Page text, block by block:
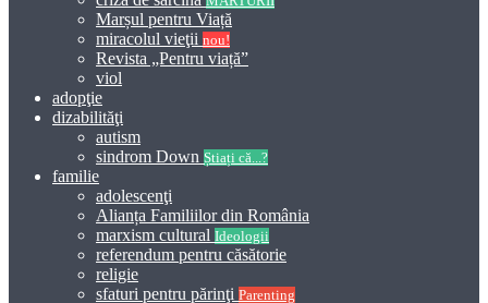
Marșul pentru Viață
miracolul vieţii nou!
Revista „Pentru viață”
viol
adopţie
dizabilităţi
autism
sindrom Down Știați că...?
familie
adolescenţi
Alianța Familiilor din România
marxism cultural Ideologii
referendum pentru căsătorie
religie
sfaturi pentru părinţi Parenting